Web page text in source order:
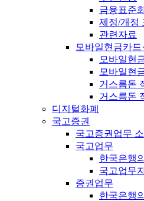
금융표준
제정/개정
관련자료
모바일현금카
모바일현
모바일현
거스름돈
거스름돈
디지털화폐
국고증권
국고증권업무
국고업무
한국은행
국고업무
증권업무
한국은행